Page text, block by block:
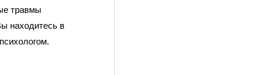
травмы
находитесь в